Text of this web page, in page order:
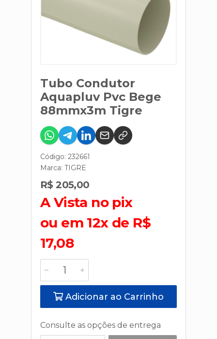
Tubo Condutor
Aquapluv Pvc Bege
88mmx3m Tigre
Código: 232661
Marca: TIGRE
R$ 205,00
A Vista no pix
ou em 12x de R$
17,08
Adicionar ao Carrinho
Consulte as opções de entrega